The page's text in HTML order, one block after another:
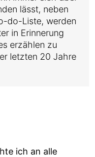
lässt, neben
do-Liste, werden
in Erinnerung
erzählen zu
letzten 20 Jahre
ich an alle